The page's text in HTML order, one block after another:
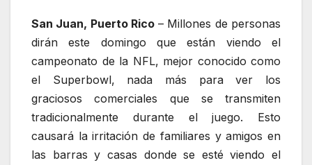
San Juan, Puerto Rico– Millones de personas
dirán este domingo que están viendo el
campeonato de la NFL, mejor conocido como
el Superbowl, nada más para ver los
graciosos comerciales que se transmiten
tradicionalmente durante el juego. Esto
causará la irritación de familiares y amigos en
las barras y casas donde se esté viendo el